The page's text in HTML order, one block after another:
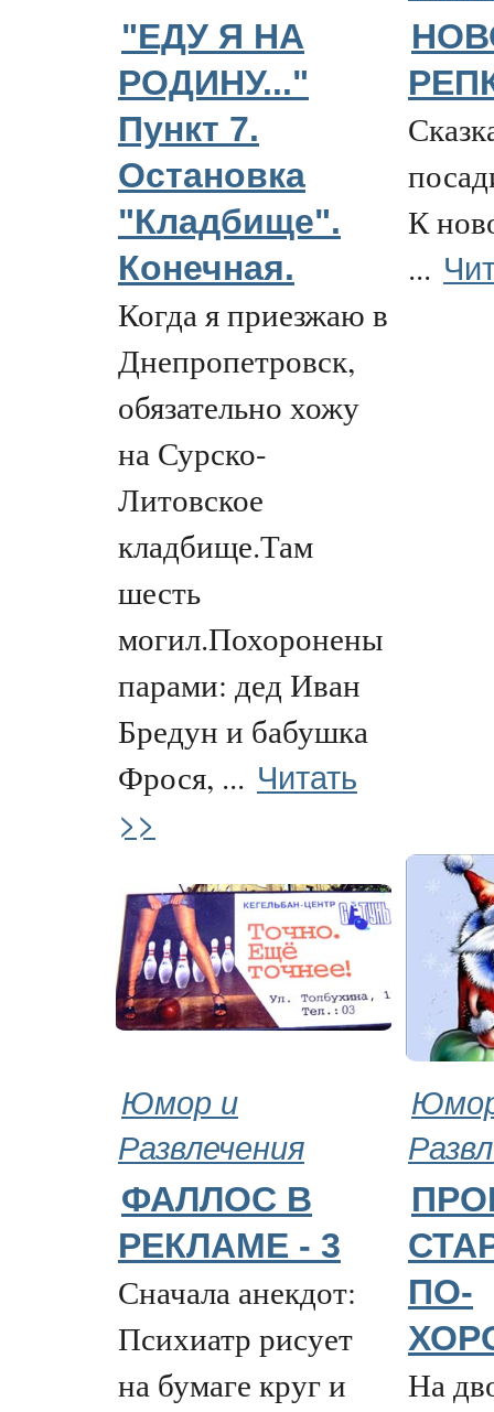
"ЕДУ Я НА
РОДИНУ..."
Пункт 7.
Остановка
"Кладбище".
Конечная.
Когда я приезжаю в
Днепропетровск,
обязательно хожу
на Сурско-
Литовское
кладбище.Там
шесть
могил.Похоронены
парами: дед Иван
Бредун и бабушка
Фрося, ... Читать
>>
К
...
Юмор и
Развлечения
ФАЛЛОС В
РЕКЛАМЕ - 3
Сначала анекдот:
Психиатр рисует
на бумаге круг и
ПО-
На